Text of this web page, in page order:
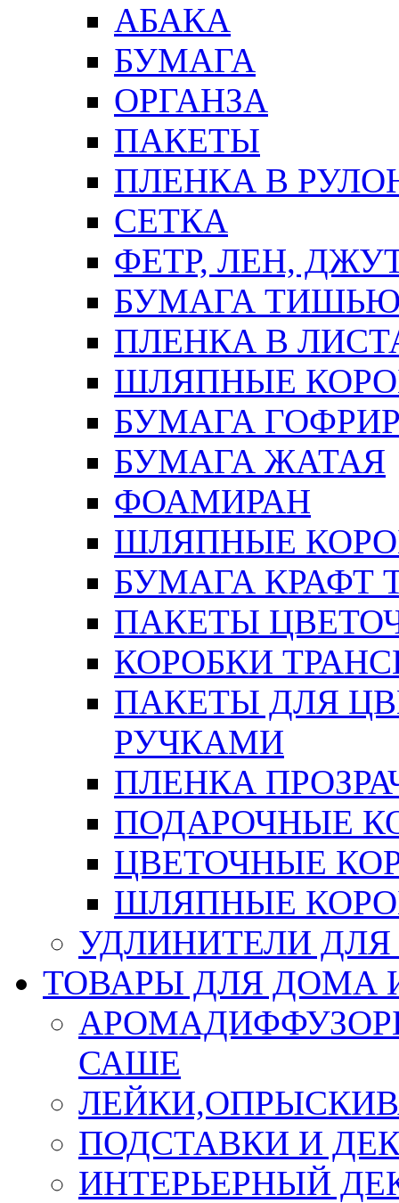
АБАКА
БУМАГА
ОРГАНЗА
ПАКЕТЫ
ПЛЕНКА В
СЕТКА
ФЕТР, ЛЕН,
БУМАГА
ПЛЕНКА В
ШЛЯПНЫЕ
БУМАГА
БУМАГА ЖАТАЯ
ФОАМИРАН
ШЛЯПНЫЕ
БУМАГА КРАФТ
ПАКЕТЫ
КОРОБКИ
ПАКЕТЫ ДЛЯ
РУЧКАМИ
ПЛЕНКА
ПОДАРОЧНЫЕ
ЦВЕТОЧНЫЕ
ШЛЯПНЫЕ
УДЛИНИТЕЛИ
ТОВАРЫ ДЛЯ ДОМА
САШЕ
ПОДСТАВКИ И
ИНТЕРЬЕРНЫЙ